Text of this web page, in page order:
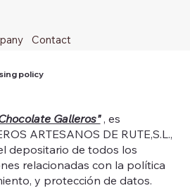
Contact
policy
Galleros", es
ARTESANOS DE RUTE,S.L.,
depositario de todos los
relacionadas con la política
y protección de datos.